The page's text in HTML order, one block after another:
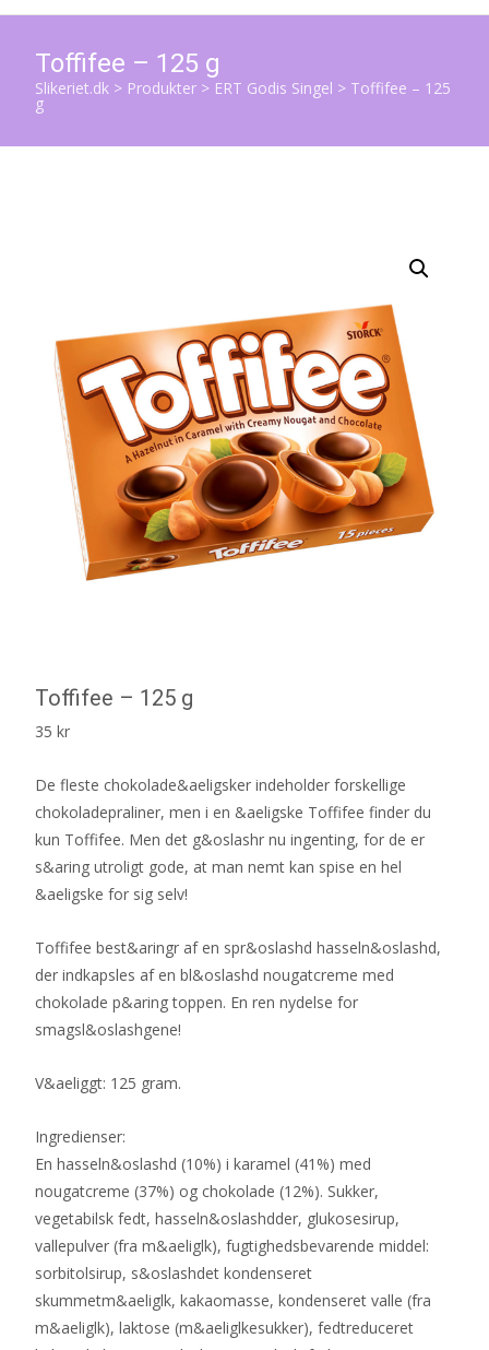
Toffifee – 125 g
Slikeriet.dk > Produkter > ERT Godis Singel > Toffifee – 125
g
Toffifee – 125 g
35 kr
De fleste chokolade&aeligsker indeholder forskellige
chokoladepraliner, men i en &aeligske Toffifee finder du
kun Toffifee. Men det g&oslashr nu ingenting, for de er
s&aring utroligt gode, at man nemt kan spise en hel
&aeligske for sig selv!
Toffifee best&aringr af en spr&oslashd hasseln&oslashd,
der indkapsles af en bl&oslashd nougatcreme med
chokolade p&aring toppen. En ren nydelse for
smagsl&oslashgene!
V&aeliggt: 125 gram.
Ingredienser:
En hasseln&oslashd (10%) i karamel (41%) med
nougatcreme (37%) og chokolade (12%). Sukker,
vegetabilsk fedt, hasseln&oslashdder, glukosesirup,
vallepulver (fra m&aeliglk), fugtighedsbevarende middel:
sorbitolsirup, s&oslashdet kondenseret
skummetm&aeliglk, kakaomasse, kondenseret valle (fra
m&aeliglk), laktose (m&aeliglkesukker), fedtreduceret